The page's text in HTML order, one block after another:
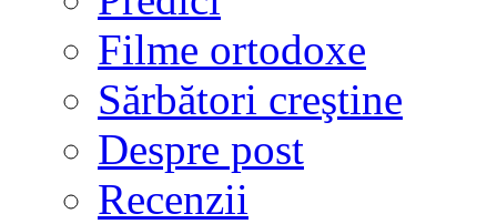
Filme ortodoxe
Sărbători creştine
Despre post
Recenzii